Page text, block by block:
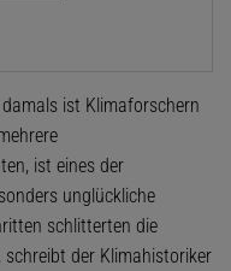
ist Klimaforschern
ist eines der
unglückliche
schlitterten die
der Klimahistoriker